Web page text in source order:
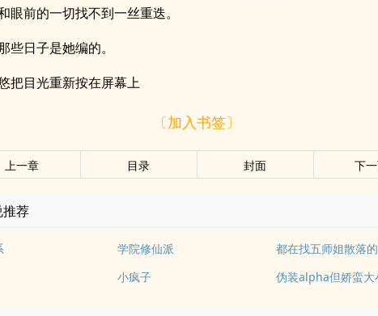
眼前的一切找不到一丝重迭。
些日子是她编的。
把目光重新按在屏幕上
〔加入书签〕
上一章 目录 封面 下
荐
学院修仙派
都在找五师姐散落
小疯子